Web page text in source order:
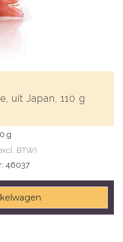
uit Japan, 110 g
g
BTW)
46037